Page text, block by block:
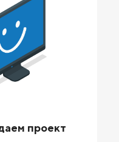
проект